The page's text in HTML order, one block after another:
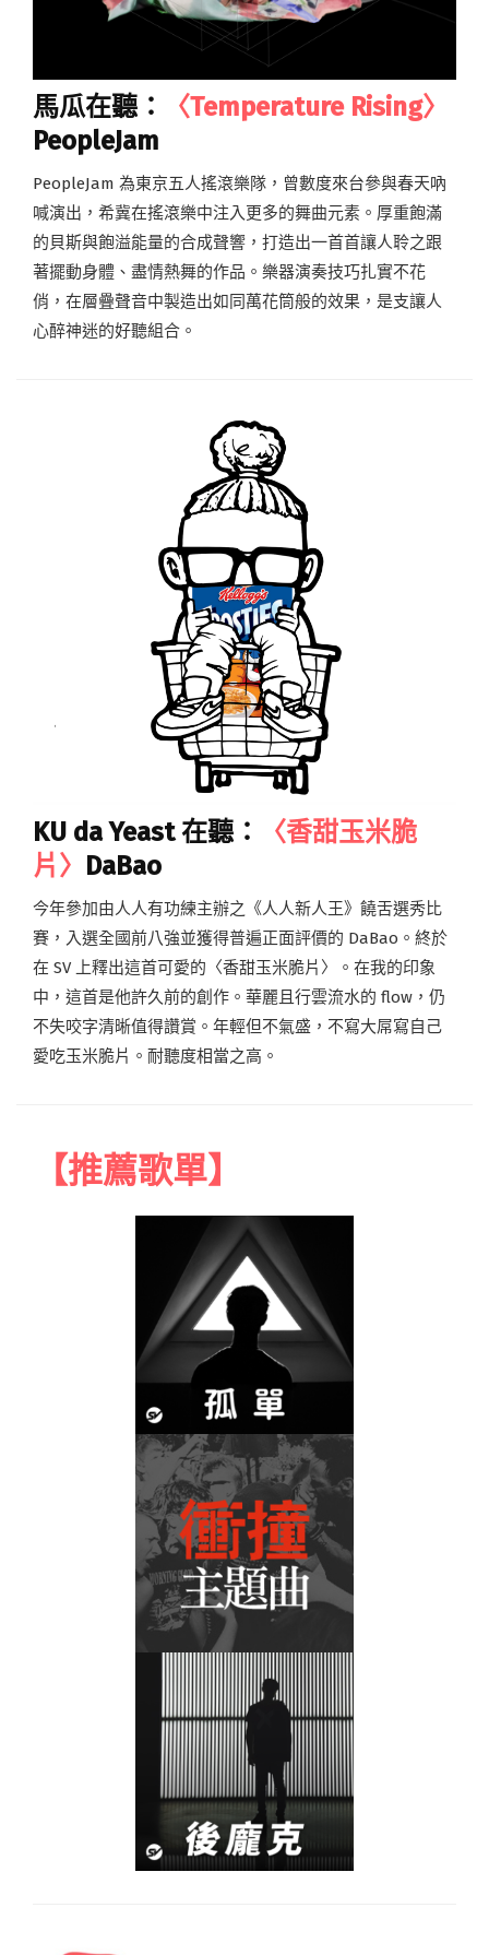
馬瓜在聽：
〈Temperature Rising〉
PeopleJam
PeopleJam 為東京五人搖滾樂隊，曾數度來台參與春天吶
喊演出，希冀在搖滾樂中注入更多的舞曲元素。厚重飽滿
的貝斯與飽溢能量的合成聲響，打造出一首首讓人聆之跟
著擺動身體、盡情熱舞的作品。樂器演奏技巧扎實不花
俏，在層疊聲音中製造出如同萬花筒般的效果，是支讓人
心醉神迷的好聽組合。
KU da Yeast 在聽：
〈香甜玉米脆
片〉
DaBao
今年參加由人人有功練主辦之《人人新人王》饒舌選秀比
賽，入選全國前八強並獲得普遍正面評價的 DaBao。終於
在 SV 上釋出這首可愛的〈香甜玉米脆片〉。在我的印象
中，這首是他許久前的創作。華麗且行雲流水的 flow，仍
不失咬字清晰值得讚賞。年輕但不氣盛，不寫大屌寫自己
愛吃玉米脆片。耐聽度相當之高。
【推薦歌單】